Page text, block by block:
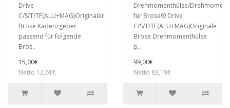
Drive
C/S/T/TF(ALU+MAG)Originaler
Brose Kadenzgeber
passend für folgende
Bros..
15,00€
Netto 12,61€
Drehmomenthülse/
für Brose® Drive
C/S/T/TF(ALU+MAG)Originale
Brose Drehmomenthülse
p..
99,00€
Netto 83,19€